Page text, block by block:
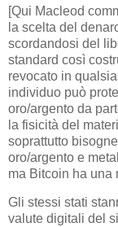
[Qui Macleod
la scelta del
scordandosi del
standard così
revocato in
individuo può
oro/argento da
la fisicità del
soprattutto
oro/argento e
ma Bitcoin ha una
Gli stessi stati
valute digitali del